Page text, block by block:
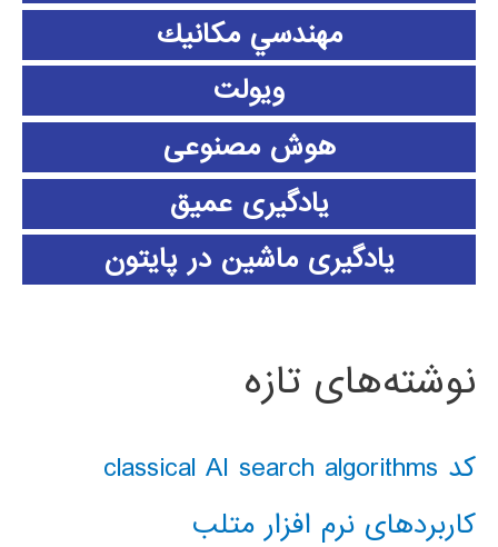
مهندسي مكانيك
ویولت
هوش مصنوعی
یادگیری عمیق
یادگیری ماشین در پایتون
نوشته‌های تازه
کد classical AI search algorithms
کاربردهای نرم افزار متلب